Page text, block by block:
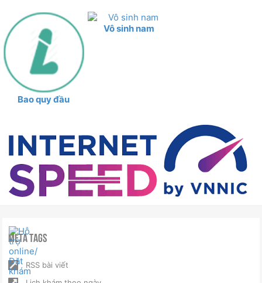
Bao quy đầu
Vô sinh nam
Meta Tags
RSS bài viết